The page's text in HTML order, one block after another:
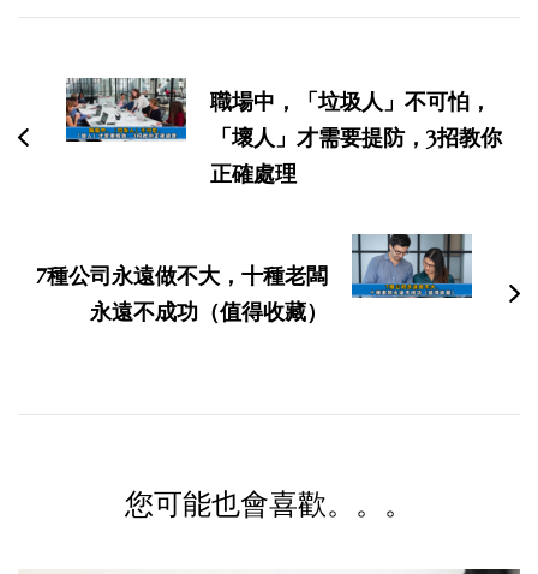
航
職場中，「垃圾人」不可怕，
「壞人」才需要提防，3招教你
正確處理
7種公司永遠做不大，十種老闆
永遠不成功（值得收藏）
您可能也會喜歡。。。